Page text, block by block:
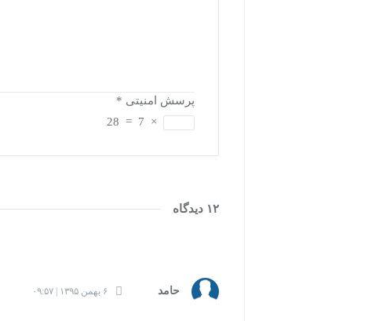
پرسش امنیتی *
×
7
=
28
۱۲ دیدگاه
حامد ۶ بهمن ۱۳۹۵ | ۰۹:۵۷